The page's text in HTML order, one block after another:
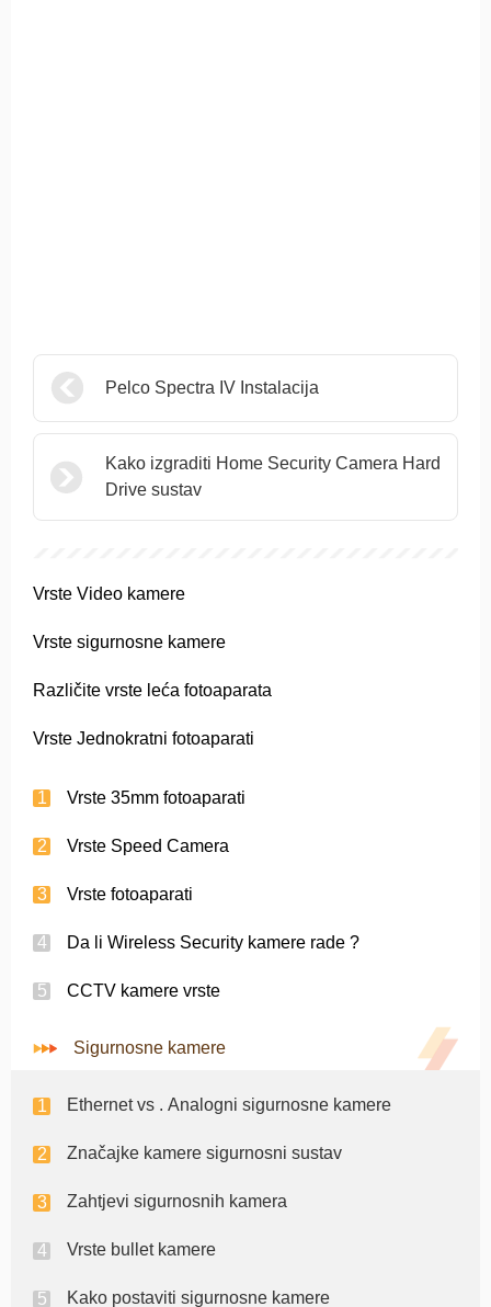
Pelco Spectra IV Instalacija
Kako izgraditi Home Security Camera Hard
Drive sustav
Vrste Video kamere
Vrste sigurnosne kamere
Različite vrste leća fotoaparata
Vrste Jednokratni fotoaparati
Vrste 35mm fotoaparati
Vrste Speed ​​Camera
Vrste fotoaparati
Da li Wireless Security kamere rade ?
CCTV kamere vrste
Sigurnosne kamere
Ethernet vs . Analogni sigurnosne kamere
Značajke kamere sigurnosni sustav
Zahtjevi sigurnosnih kamera
Vrste bullet kamere
Kako postaviti sigurnosne kamere